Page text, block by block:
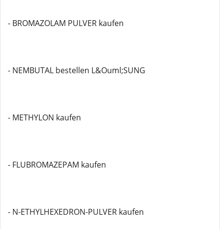
- BROMAZOLAM PULVER kaufen
- NEMBUTAL bestellen L&Ouml;SUNG
- METHYLON kaufen
- FLUBROMAZEPAM kaufen
- N-ETHYLHEXEDRON-PULVER kaufen